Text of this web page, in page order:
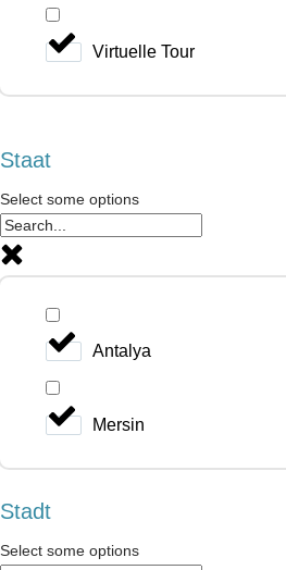
Virtuelle Tour
Staat
Select some options
Antalya
Mersin
Stadt
Select some options